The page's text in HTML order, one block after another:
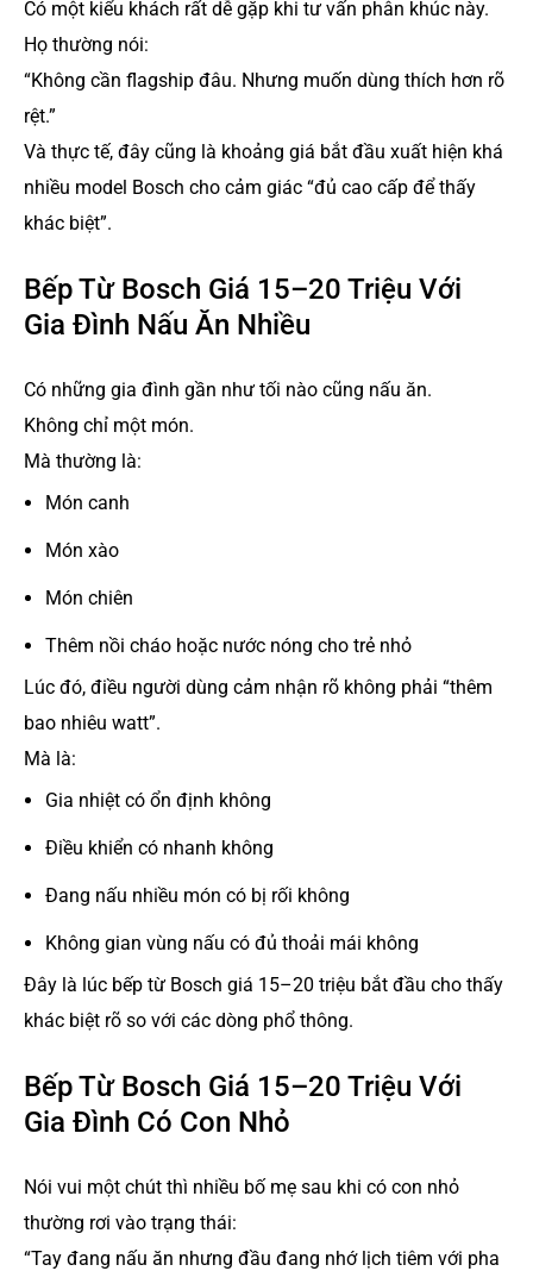
Có một kiểu khách rất dễ gặp khi tư vấn phân khúc này.
Họ thường nói:
“Không cần flagship đâu. Nhưng muốn dùng thích hơn rõ
rệt.”
Và thực tế, đây cũng là khoảng giá bắt đầu xuất hiện khá
nhiều model Bosch cho cảm giác “đủ cao cấp để thấy
khác biệt”.
Bếp Từ Bosch Giá 15–20 Triệu Với
Gia Đình Nấu Ăn Nhiều
Có những gia đình gần như tối nào cũng nấu ăn.
Không chỉ một món.
Mà thường là:
Món canh
Món xào
Món chiên
Thêm nồi cháo hoặc nước nóng cho trẻ nhỏ
Lúc đó, điều người dùng cảm nhận rõ không phải “thêm
bao nhiêu watt”.
Mà là:
Gia nhiệt có ổn định không
Điều khiển có nhanh không
Đang nấu nhiều món có bị rối không
Không gian vùng nấu có đủ thoải mái không
Đây là lúc bếp từ Bosch giá 15–20 triệu bắt đầu cho thấy
khác biệt rõ so với các dòng phổ thông.
Bếp Từ Bosch Giá 15–20 Triệu Với
Gia Đình Có Con Nhỏ
Nói vui một chút thì nhiều bố mẹ sau khi có con nhỏ
thường rơi vào trạng thái:
“Tay đang nấu ăn nhưng đầu đang nhớ lịch tiêm với pha